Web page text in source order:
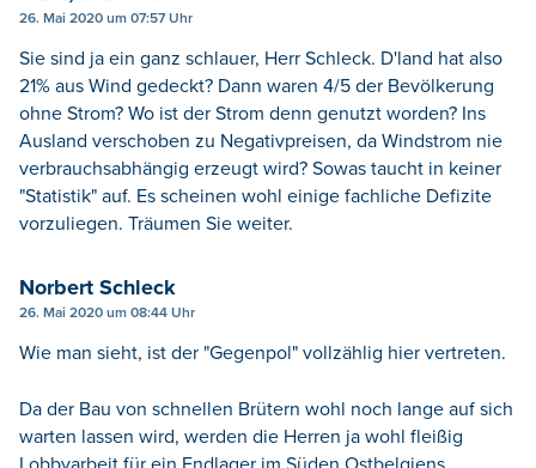
26. Mai 2020 um 07:57 Uhr
Sie sind ja ein ganz schlauer, Herr Schleck. D'land hat also
21% aus Wind gedeckt? Dann waren 4/5 der Bevölkerung
ohne Strom? Wo ist der Strom denn genutzt worden? Ins
Ausland verschoben zu Negativpreisen, da Windstrom nie
verbrauchsabhängig erzeugt wird? Sowas taucht in keiner
"Statistik" auf. Es scheinen wohl einige fachliche Defizite
vorzuliegen. Träumen Sie weiter.
Norbert Schleck
26. Mai 2020 um 08:44 Uhr
Wie man sieht, ist der "Gegenpol" vollzählig hier vertreten.
Da der Bau von schnellen Brütern wohl noch lange auf sich
warten lassen wird, werden die Herren ja wohl fleißig